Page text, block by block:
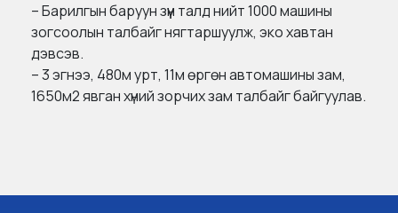
– Барилгын баруун зүүн талд нийт 1000 машины
зогсоолын талбайг нягтаршуулж, эко хавтан
дэвсэв.
– 3 эгнээ, 480м урт, 11м өргөн автомашины зам,
1650м2 явган хүний зорчих зам талбайг байгуулав.